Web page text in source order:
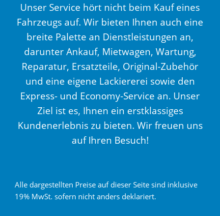
Unser Service hört nicht beim Kauf eines
Fahrzeugs auf. Wir bieten Ihnen auch eine
breite Palette an Dienstleistungen an,
darunter Ankauf, Mietwagen, Wartung,
Reparatur, Ersatzteile, Original-Zubehör
und eine eigene Lackiererei sowie den
Express- und Economy-Service an. Unser
Ziel ist es, Ihnen ein erstklassiges
Kundenerlebnis zu bieten. Wir freuen uns
auf Ihren Besuch!
Alle dargestellten Preise auf dieser Seite sind inklusive
19% MwSt. sofern nicht anders deklariert.